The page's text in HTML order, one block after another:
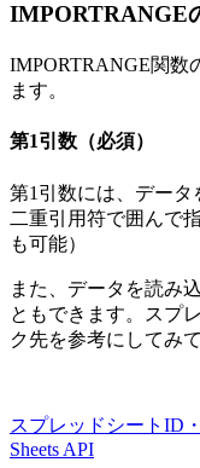
IMPORTRANGE
IMPORTRANGE関数
ます。
第1引数（必須）
第1引数には、デー
二重引用符で囲んで
も可能）
また、データを読み
ともできます。スプ
ク先を参考にしてみ
スプレッドシートID
Sheets API